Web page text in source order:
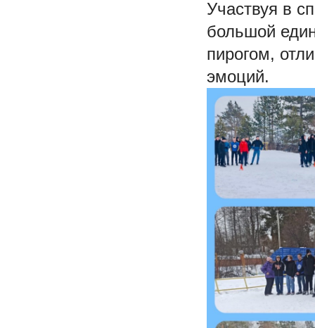
Участвуя в
большой
пирогом,
эмоций.